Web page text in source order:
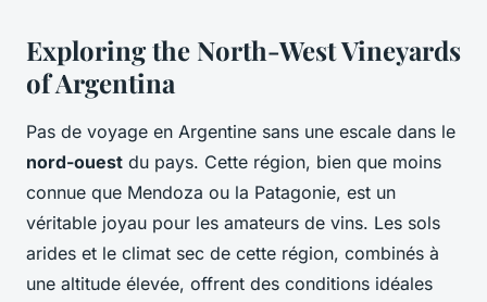
Exploring the North-West Vineyards
of Argentina
Pas de voyage en Argentine sans une escale dans le
nord-ouest du pays. Cette région, bien que moins
connue que Mendoza ou la Patagonie, est un
véritable joyau pour les amateurs de vins. Les sols
arides et le climat sec de cette région, combinés à
une altitude élevée, offrent des conditions idéales